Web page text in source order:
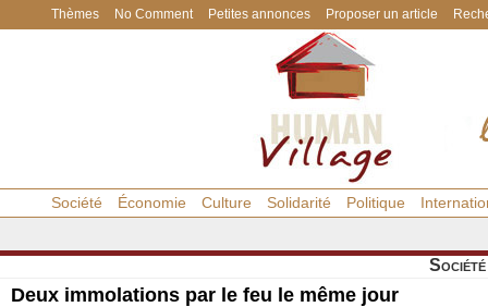
Thèmes No Comment Petites annonces Proposer un article
Société Économie Culture Solidarité Politique
Société
Deux immolations par le feu le même jour